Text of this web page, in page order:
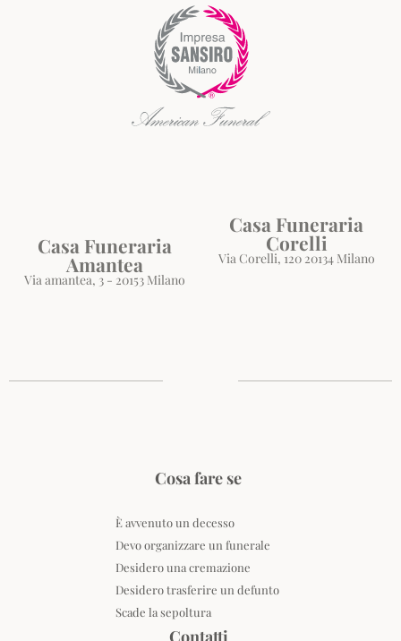
Casa Funeraria
Amantea
Via amantea, 3 - 20153 Milano
Casa Funeraria
Corelli
Via Corelli, 120 20134 Milano
Cosa fare se
È avvenuto un decesso
Devo organizzare un funerale
Desidero una cremazione
Desidero trasferire un defunto
Scade la sepoltura
Contatti